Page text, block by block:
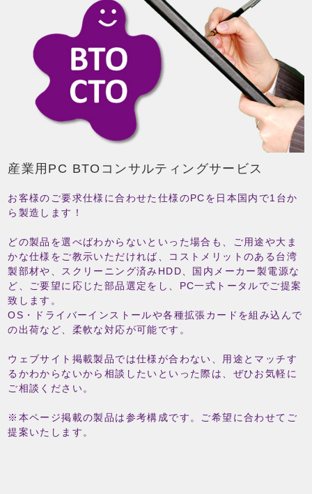
産業用PC BTOコンサルティングサービス
お客様のご要求仕様に合わせた仕様のPCを日本国内で1台か
ら製造します！
どの製品を選べばわからないといった場合も、ご用途や大ま
かな仕様をご教示いただければ、コストメリットのある台湾
製部材や、スクリーニング済みHDD、国内メーカー製電源な
ど、ご要望に応じた部品選定をし、PC一式トータルでご提案
致します。
OS・ドライバーインストールや各種拡張カードを組み込んで
の出荷など、柔軟な対応が可能です。
ウェブサイト掲載製品では仕様が合わない、用途とマッチす
るかわからないから相談したいといった際は、ぜひお気軽に
ご相談ください。
※本ページ掲載の製品は参考構成です。ご希望に合わせてご
提案いたします。